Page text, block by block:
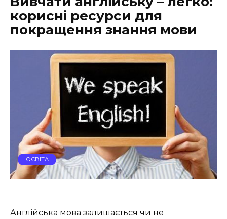
корисні ресурси для
покращення знання мови
ОСВІТА
Англійська мова залишається чи не